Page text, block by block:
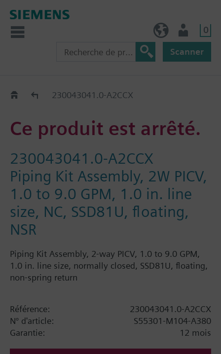
0
Scanner
Old2New230043041.0-A2CCX
Ce produit est arrêté.
230043041.0-A2CCX
Piping Kit Assembly, 2W PICV,
1.0 to 9.0 GPM, 1.0 in. line
size, NC, SSD81U, floating,
NSR
Piping Kit Assembly, 2-way PICV, 1.0 to 9.0 GPM,
1.0 in. line size, normally closed, SSD81U, floating,
non-spring return
Référence:
230043041.0-A2CCX
N° d'article:
S55301-M104-A380
Garantie:
12 mois